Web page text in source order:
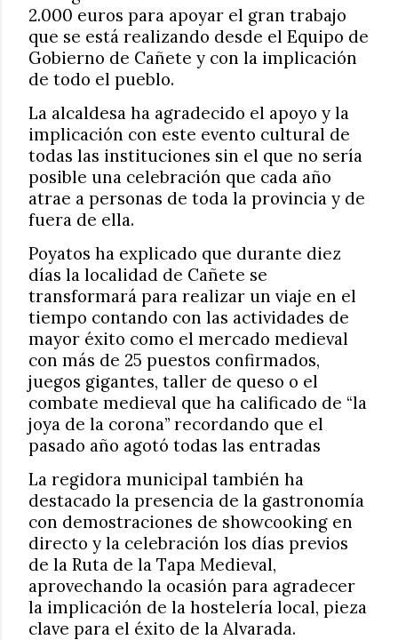
2.000 euros para apoyar el gran trabajo
que se está realizando desde el Equipo de
Gobierno de Cañete y con la implicación
de todo el pueblo.
La alcaldesa ha agradecido el apoyo y la
implicación con este evento cultural de
todas las instituciones sin el que no sería
posible una celebración que cada año
atrae a personas de toda la provincia y de
fuera de ella.
Poyatos ha explicado que durante diez
días la localidad de Cañete se
transformará para realizar un viaje en el
tiempo contando con las actividades de
mayor éxito como el mercado medieval
con más de 25 puestos confirmados,
juegos gigantes, taller de queso o el
combate medieval que ha calificado de “la
joya de la corona” recordando que el
pasado año agotó todas las entradas
La regidora municipal también ha
destacado la presencia de la gastronomía
con demostraciones de showcooking en
directo y la celebración los días previos
de la Ruta de la Tapa Medieval,
aprovechando la ocasión para agradecer
la implicación de la hostelería local, pieza
clave para el éxito de la Alvarada.